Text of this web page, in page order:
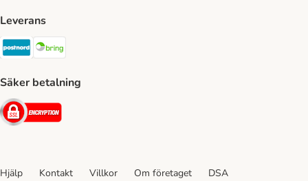
Leverans
Postnord Shipping Method
Säker betalning
Security
Hjälp Kontakt Villkor Om företaget DSA